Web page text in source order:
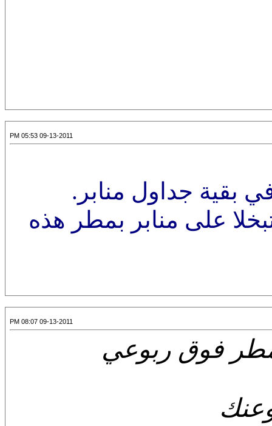
09-13-2011 05:53 PM
بقية جداول منابر.
على منابر بمطر هذه
09-13-2011 08:07 PM
فوق ربوعي